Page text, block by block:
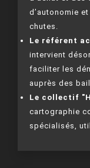
d’autonomie
chutes.
Le référent
intervient
faciliter les
auprès des
Le collectif
cartographie
spécialisés,